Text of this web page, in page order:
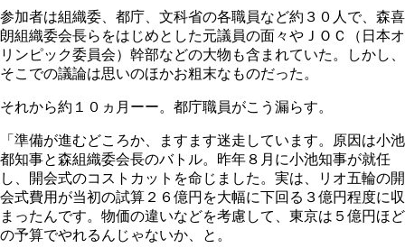
参加者は組織委、都庁、文科省の各職員など約３０人で、森喜
朗組織委会長らをはじめとした元議員の面々やＪＯＣ（日本オ
リンピック委員会）幹部などの大物も含まれていた。しかし、
そこでの議論は思いのほかお粗末なものだった。
それから約１０ヵ月ーー。都庁職員がこう漏らす。
「準備が進むどころか、ますます迷走しています。原因は小池
都知事と森組織委会長のバトル。昨年８月に小池知事が就任
し、開会式のコストカットを命じました。実は、リオ五輪の開
会式費用が当初の試算２６億円を大幅に下回る３億円程度に収
まったんです。物価の違いなどを考慮して、東京は５億円ほど
の予算でやれるんじゃないか、と。